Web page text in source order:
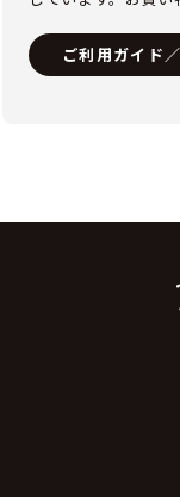
ご利用ガイド